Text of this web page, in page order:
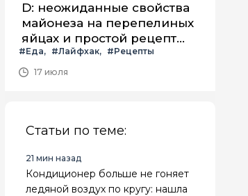
D: неожиданные свойства
майонеза на перепелиных
яйцах и простой рецепт
летнего салата с ним
#Еда #Лайфхак
#Рецепты
17 июля
Статьи по теме:
21 мин назад
Кондиционер больше не гоняет
ледяной воздух по кругу: нашла